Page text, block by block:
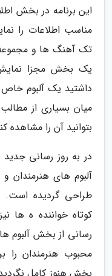
این برنامه در بخش
مناسب اطلاعات را
تک آهنگ ها و
یک بخش مجزا
داشتید یک آلبوم خاص
میان بسیاری از
بتوانید آن را مشاهده
در به روز رسانی
آلبوم های هنرمندان
طراحی گردیده
کوتاه خواننده ه ها
رسانی از بخش آلبوم
محبوب هنرمندان را